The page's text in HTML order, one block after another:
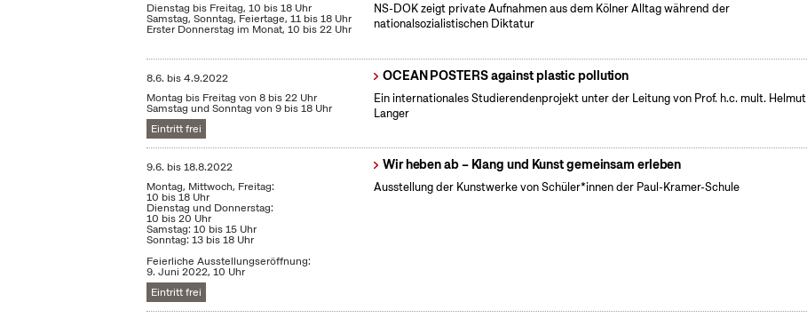
Dienstag bis Freitag, 10 bis 18 Uhr
Samstag, Sonntag, Feiertage, 11 bis 18 Uhr
Erster Donnerstag im Monat, 10 bis 22 Uhr
NS-DOK zeigt private Aufnahmen aus dem Kölner Alltag während der
nationalsozialistischen Diktatur
8.6. bis4.9.2022
Montag bis Freitag von 8 bis 22 Uhr
Samstag und Sonntag von 9 bis 18 Uhr
Eintritt frei
OCEAN POSTERS against plastic pollution
Ein internationales Studierendenprojekt unter der Leitung von Prof. h.c. mult. Helmut
Langer
9.6. bis18.8.2022
Montag, Mittwoch, Freitag:
10 bis 18 Uhr
Dienstag und Donnerstag:
10 bis 20 Uhr
Samstag: 10 bis 15 Uhr
Sonntag: 13 bis 18 Uhr
Feierliche Ausstellungseröffnung:
9. Juni 2022, 10 Uhr
Eintritt frei
Wir heben ab – Klang und Kunst gemeinsam erleben
Ausstellung der Kunstwerke von Schüler*innen der Paul-Kramer-Schule